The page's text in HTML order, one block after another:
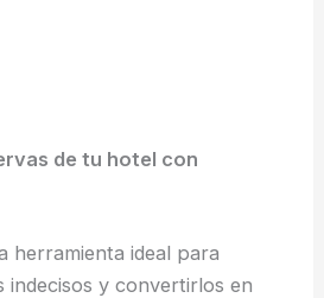
de tu hotel con
herramienta ideal para
indecisos y convertirlos en